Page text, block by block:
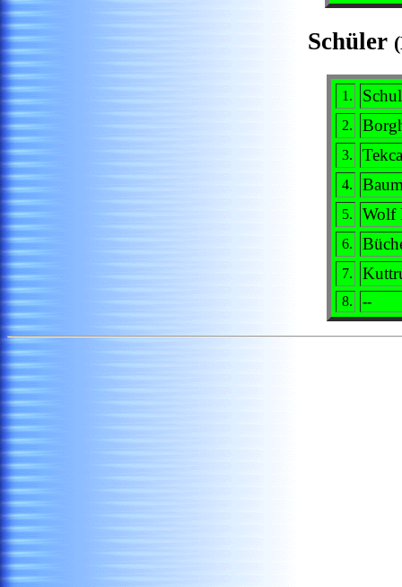
Schüler
1.
2.
3.
4.
5. Wolf
6.
7.
8. --